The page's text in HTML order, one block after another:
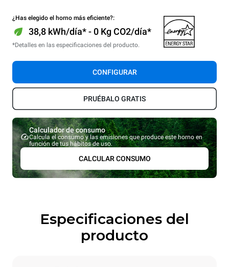
¿Has elegido el horno más eficiente?:
38,8 kWh/día* - 0 Kg CO2/día*
*Detalles en las especificaciones del producto.
CONFIGURAR
PRUÉBALO GRATIS
Calculador de consumo
Calcula el consumo y las emisiones que produce este horno en
función de tus hábitos de uso.
CALCULAR CONSUMO
Especificaciones del
producto